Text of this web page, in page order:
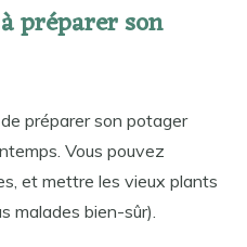
préparer son
de préparer son potager
Vous pouvez
et mettre les vieux plants
malades bien-sûr).